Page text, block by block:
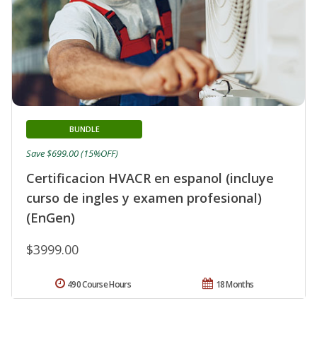
Certificacion HVACR en espanol (incluye
curso de ingles y examen profesional)
(EnGen)
BUNDLE
$3999.00
Save $699.00 (15%OFF)
18 Months
490 Course Hours